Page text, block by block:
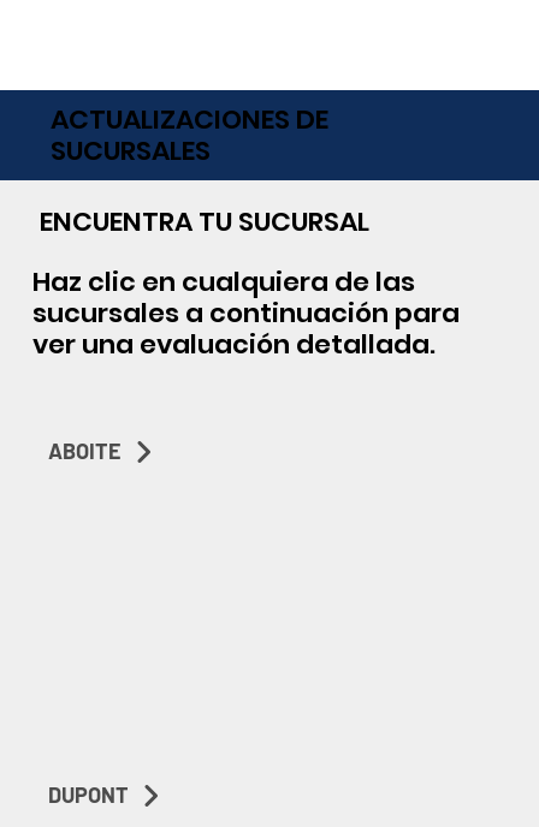
ACTUALIZACIONES DE
SUCURSALES
ENCUENTRA TU SUCURSAL
Haz clic en cualquiera de las
sucursales a continuación para
ver una evaluación detallada.
ABOITE
DUPONT